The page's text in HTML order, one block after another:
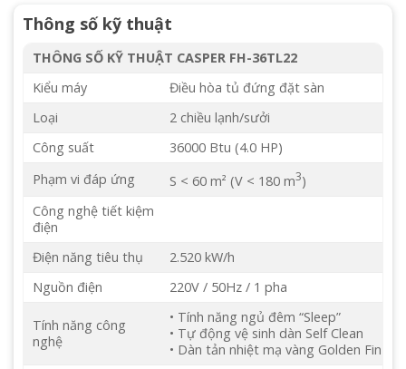
Thông số kỹ thuật
THÔNG SỐ KỸ THUẬT CASPER FH-36TL22
Kiểu máy
Điều hòa tủ đứng đặt sàn
Loại
2 chiều lạnh/sưởi
Công suất
36000 Btu (4.0 HP)
Phạm vi đáp ứng
S < 60 m² (V < 180 m3)
Công nghệ tiết kiệm
điện
Điện năng tiêu thụ
2.520 kW/h
Nguồn điện
220V / 50Hz / 1 pha
Tính năng công
nghệ
• Tính năng ngủ đêm “Sleep”
• Tự động vệ sinh dàn Self Clean
• Dàn tản nhiệt mạ vàng Golden Fin